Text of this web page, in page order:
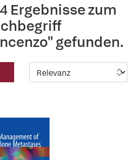
Ergebnisse zum
gefunden.